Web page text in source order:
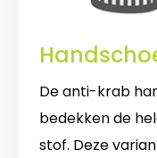
De anti-krab
bedekken de
stof. Deze